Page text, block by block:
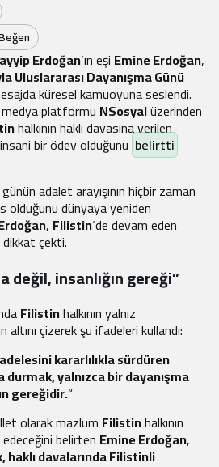
Erdoğan‘ın eşi Emine Erdoğan,
Uluslararası Dayanışma Günü
küresel kamuoyuna seslendi.
platformu NSosyalüzerinden
halkının haklı davasına verilen
bir ödev olduğunu belirtti
adalet arayışının hiçbir zaman
dünyaya yeniden
, Filistin‘de devam eden
çekti.
değil, insanlığın gereği”
Filistinhalkının yalnız
altını çizerek şu ifadeleri kullandı:
kararlılıkla sürdüren
durmak, yalnızca bir dayanışma
gereğidir.“
olarak mazlum Filistinhalkının
belirten Emine Erdoğan,
haklı davalarında Filistinli